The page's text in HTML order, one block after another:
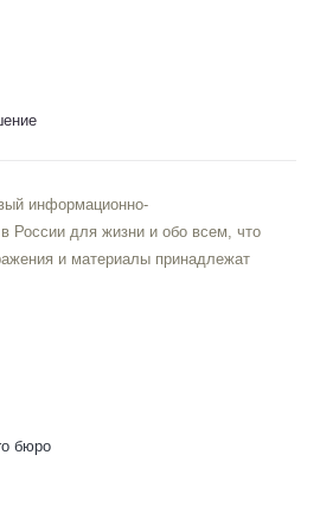
информационно-
России для жизни и обо всем, что
и материалы принадлежат
бюро